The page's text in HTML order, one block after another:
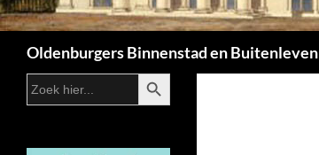
Oldenburgers Binnenstad en Buitenleven
Zoek
naar:
ZOEKKNOP